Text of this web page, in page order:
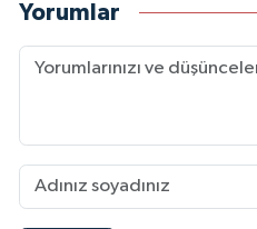
Yorumlar